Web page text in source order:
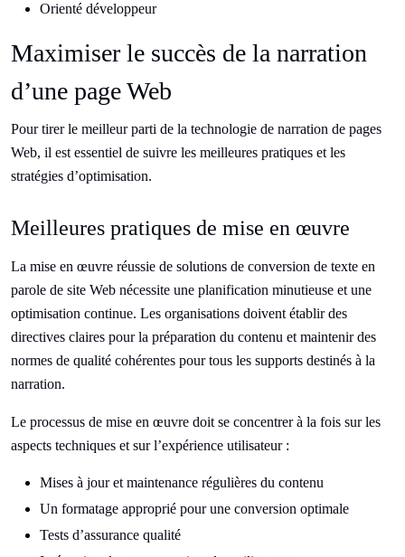
Orienté développeur
Maximiser le succès de la narration
d’une page Web
Pour tirer le meilleur parti de la technologie de narration de pages
Web, il est essentiel de suivre les meilleures pratiques et les
stratégies d’optimisation.
Meilleures pratiques de mise en œuvre
La mise en œuvre réussie de solutions de conversion de texte en
parole de site Web nécessite une planification minutieuse et une
optimisation continue. Les organisations doivent établir des
directives claires pour la préparation du contenu et maintenir des
normes de qualité cohérentes pour tous les supports destinés à la
narration.
Le processus de mise en œuvre doit se concentrer à la fois sur les
aspects techniques et sur l’expérience utilisateur :
Mises à jour et maintenance régulières du contenu
Un formatage approprié pour une conversion optimale
Tests d’assurance qualité